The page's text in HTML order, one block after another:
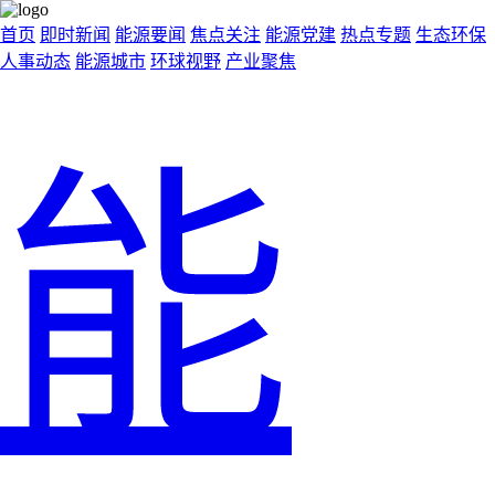
首页 即时新闻 能源要闻 焦点关注 能源党建 热点专题 生态环保
人事动态 能源城市 环球视野 产业聚焦
能